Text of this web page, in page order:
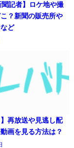
記者】ロケ地や撮
？新聞の販売所や
ど
】再放送や見逃し配
画を見る方法は？